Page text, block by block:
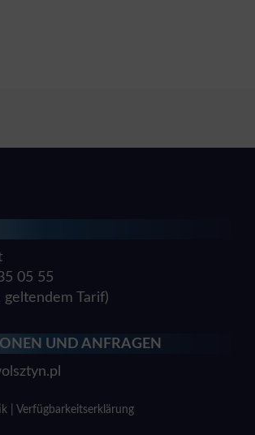
05 55
geltendem Tarif)
UND ANFRAGEN
| Verfügbarkeitserklärung